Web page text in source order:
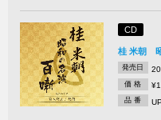
CD
桂 米朝
発売日
価 格
品 番